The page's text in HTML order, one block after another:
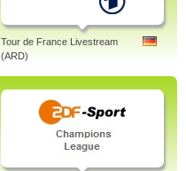
Tour de France Livestream
(ARD)